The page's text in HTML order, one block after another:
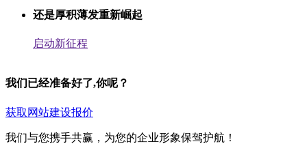
还是厚积薄发重新崛起
启动新征程
我们已经准备好了,你呢？
获取网站建设报价
我们与您携手共赢，为您的企业形象保驾护航！